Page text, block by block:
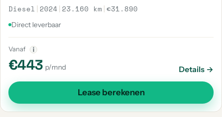
Diesel | 2024 | 23.160 km |€31.890
Direct leverbaar
Vanaf i
€443 p/mnd Details →
Lease berekenen